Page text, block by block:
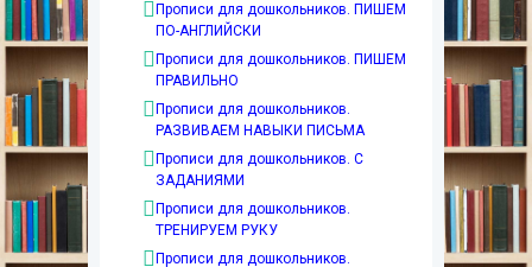
Прописи для дошкольников. ПИШЕМ
ПО-АНГЛИЙСКИ
Прописи для дошкольников. ПИШЕМ
ПРАВИЛЬНО
Прописи для дошкольников.
РАЗВИВАЕМ НАВЫКИ ПИСЬМА
Прописи для дошкольников. С
ЗАДАНИЯМИ
Прописи для дошкольников.
ТРЕНИРУЕМ РУКУ
Прописи для дошкольников.